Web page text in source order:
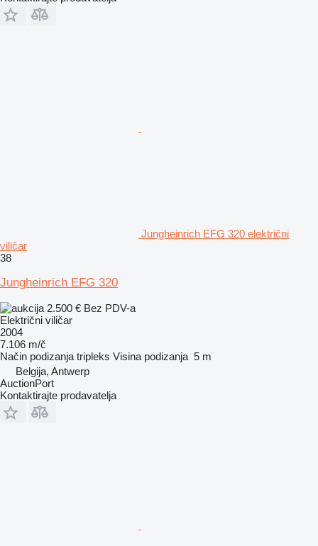
Jungheinrich EFG 320 električni
viličar
38
Jungheinrich EFG 320
2.500 € Bez PDV-a
Električni viličar
2004
7.106 m/č
Način podizanja tripleks Visina podizanja 5 m
Belgija, Antwerp
AuctionPort
Kontaktirajte prodavatelja